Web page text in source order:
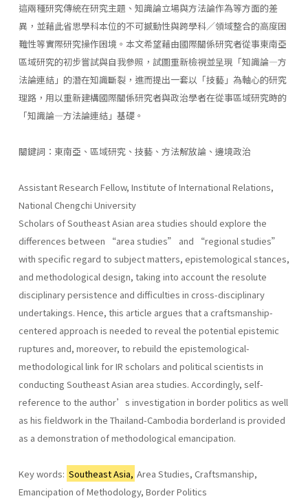
這兩種研究傳統在研究主題、知識論立場與方法論作為等方面的差
異，並藉此省思學科本位的不可撼動性與跨學科／領域整合的高度困
難性等實際研究操作困境。本文希望藉由國際關係研究者從事東南亞
區域研究的初步嘗試與自我參照，試圖重新檢視並呈現「知識論—方
法論連結」的潛在知識斷裂，進而提出一套以「技藝」為軸心的研究
理路，用以重新建構國際關係研究者與政治學者在從事區域研究時的
「知識論—方法論連結」基礎。
關鍵詞：東南亞、區域研究、技藝、方法解放論、邊境政治
Assistant Research Fellow, Institute of International Relations,
National Chengchi University
Scholars of Southeast Asian area studies should explore the
differences between “area studies” and “regional studies”
with specific regard to subject matters, epistemological stances,
and methodological design, taking into account the resolute
disciplinary persistence and difficulties in cross-disciplinary
undertakings. Hence, this article argues that a craftsmanship-
centered approach is needed to reveal the potential epistemic
ruptures and, moreover, to rebuild the epistemological-
methodological link for IR scholars and political scientists in
conducting Southeast Asian area studies. Accordingly, self-
reference to the author’s investigation in border politics as well
as his fieldwork in the Thailand-Cambodia borderland is provided
as a demonstration of methodological emancipation.
Key words: Southeast Asia, Area Studies, Craftsmanship,
Emancipation of Methodology, Border Politics